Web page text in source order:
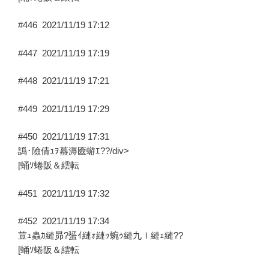
#446 2021/11/19 17:12
#447 2021/11/19 17:19
#448 2021/11/19 17:21
#449 2021/11/19 17:29
#450 2021/11/19 17:31
譌･險倩ｭｦ蟇溽匳蝣ｴ??/div>
[蛹ｿ蜷阪＆繧転
#451 2021/11/19 17:32
#452 2021/11/19 17:34
荳ｭ蟲ｶ縺昴?蜑ｲ縺ｫ縺ｯ蜿ｩ縺九ｌ縺ｪ縺??
[蛹ｿ蜷阪＆繧転